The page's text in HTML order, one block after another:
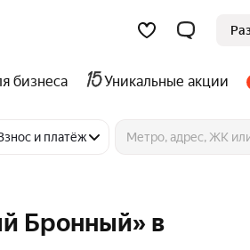
бизнеса Уникальные акции
и платёж
Бронный» в